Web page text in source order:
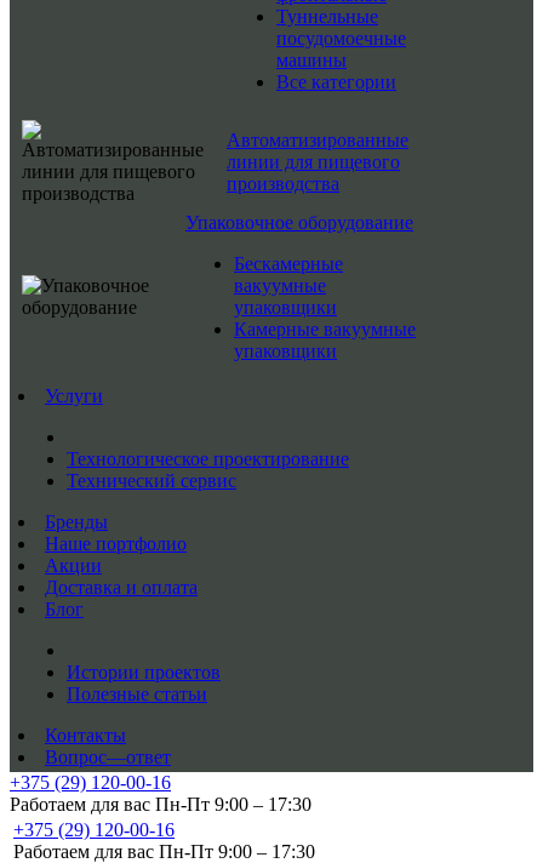
Туннельные
посудомоечные
машины
Все категории
Автоматизированные
линии для пищевого
производства
Упаковочное оборудование
Бескамерные
вакуумные
упаковщики
Камерные вакуумные
упаковщики
Услуги
Технологическое проектирование
Технический сервис
Бренды
Наше портфолио
Акции
Доставка и оплата
Блог
Истории проектов
Полезные статьи
Контакты
Вопрос—ответ
+375 (29) 120-00-16
Работаем для вас Пн-Пт 9:00 – 17:30
+375 (29) 120-00-16
Работаем для вас Пн-Пт 9:00 – 17:30